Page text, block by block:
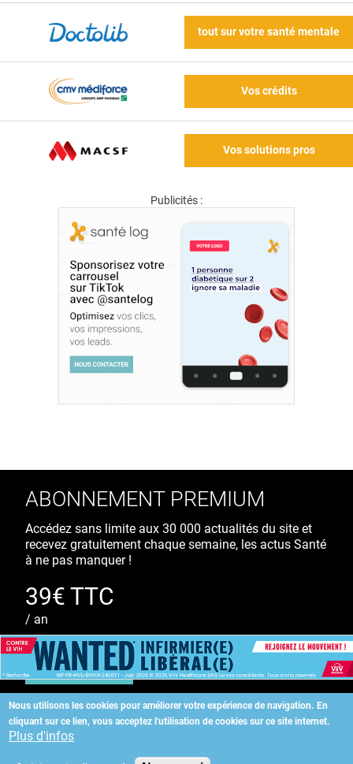
tout sur votre santé mentale
Vos crédits
Vos solutions pros
Publicités :
Nous utilisons les cookies pour améliorer votre expérience de navigation. En
cliquant sur ce lien, vous acceptez l'utilisation de cookies sur ce site internet.
Plus d'infos
ABONNEMENT PREMIUM
Accédez sans limite aux 30 000 actualités du site et
recevez gratuitement chaque semaine, les actus Santé
à ne pas manquer !
39€ TTC
/ an
S'ABONNER
Copyright©2026 ALLIEDHEALTH